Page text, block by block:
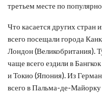
третьем месте по
Что касается других
всего посещали города
Лондон (Великобритания).
чаще всего ездили в
и Токио (Япония). Из
всего в Пальма-де-